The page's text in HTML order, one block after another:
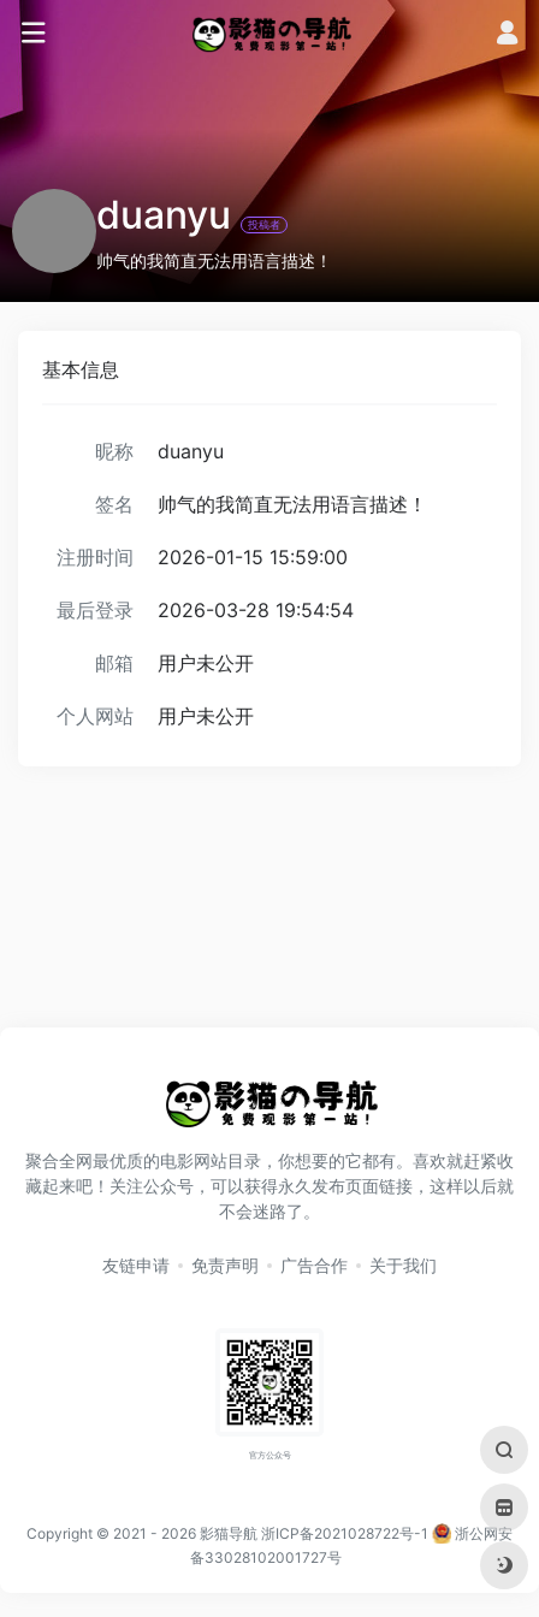
duanyu 投稿者
帅气的我简直无法用语言描述！
基本信息
昵称 duanyu
签名 帅气的我简直无法用语言描述！
注册时间 2026-01-15 15:59:00
最后登录 2026-03-28 19:54:54
邮箱 用户未公开
个人网站 用户未公开
聚合全网最优质的电影网站目录，你想要的它都有。喜欢就赶紧收
藏起来吧！关注公众号，可以获得永久发布页面链接，这样以后就
不会迷路了。
友链申请 免责声明 广告合作 关于我们
官方公众号
Copyright © 2021 - 2026 影猫导航 浙ICP备2021028722号-1
浙公网安
备33028102001727号